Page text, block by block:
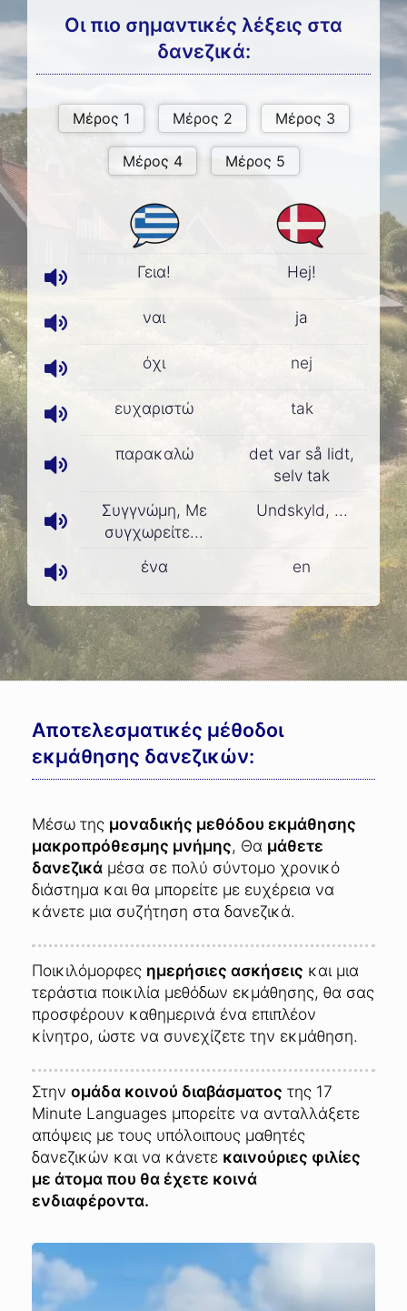
Οι πιο σημαντικές λέξεις στα
δανεζικά:
Γεια! Hej!
ναι ja
όχι nej
ευχαριστώ tak
παρακαλώ
det var så lidt,
selv tak
Συγγνώμη, Με
συγχωρείτε...
Undskyld, ...
ένα en
Αποτελεσματικές μέθοδοι
εκμάθησης δανεζικών:
Μέσω της μοναδικής μεθόδου εκμάθησης
μακροπρόθεσμης μνήμης, Θα μάθετε
δανεζικά μέσα σε πολύ σύντομο χρονικό
διάστημα και θα μπορείτε με ευχέρεια να
κάνετε μια συζήτηση στα δανεζικά.
Ποικιλόμορφες ημερήσιες ασκήσεις και μια
τεράστια ποικιλία μεθόδων εκμάθησης, θα σας
προσφέρουν καθημερινά ένα επιπλέον
κίνητρο, ώστε να συνεχίζετε την εκμάθηση.
Στην ομάδα κοινού διαβάσματος της 17
Minute Languages μπορείτε να ανταλλάξετε
απόψεις με τους υπόλοιπους μαθητές
δανεζικών και να κάνετε καινούριες φιλίες
με άτομα που θα έχετε κοινά
ενδιαφέροντα.